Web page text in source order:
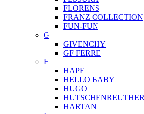
FLORENS
FRANZ COLLECTION
FUN-FUN
G
GIVENCHY
GF FERRE
H
HAPE
HELLO BABY
HUGO
HUTSCHENREUTHER
HARTAN